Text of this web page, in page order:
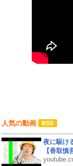
人気の動画
夜に駆け
【香取慎